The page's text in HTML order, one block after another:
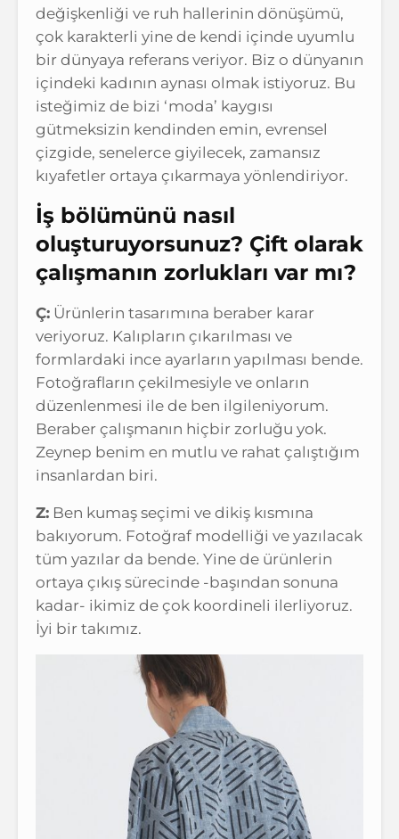
değişkenliği ve ruh hallerinin dönüşümü,
çok karakterli yine de kendi içinde uyumlu
bir dünyaya referans veriyor. Biz o dünyanın
içindeki kadının aynası olmak istiyoruz. Bu
isteğimiz de bizi ‘moda’ kaygısı
gütmeksizin kendinden emin, evrensel
çizgide, senelerce giyilecek, zamansız
kıyafetler ortaya çıkarmaya yönlendiriyor.
İş bölümünü nasıl
oluşturuyorsunuz? Çift olarak
çalışmanın zorlukları var mı?
Ç: Ürünlerin tasarımına beraber karar
veriyoruz. Kalıpların çıkarılması ve
formlardaki ince ayarların yapılması bende.
Fotoğrafların çekilmesiyle ve onların
düzenlenmesi ile de ben ilgileniyorum.
Beraber çalışmanın hiçbir zorluğu yok.
Zeynep benim en mutlu ve rahat çalıştığım
insanlardan biri.
Z: Ben kumaş seçimi ve dikiş kısmına
bakıyorum. Fotoğraf modelliği ve yazılacak
tüm yazılar da bende. Yine de ürünlerin
ortaya çıkış sürecinde -başından sonuna
kadar- ikimiz de çok koordineli ilerliyoruz.
İyi bir takımız.